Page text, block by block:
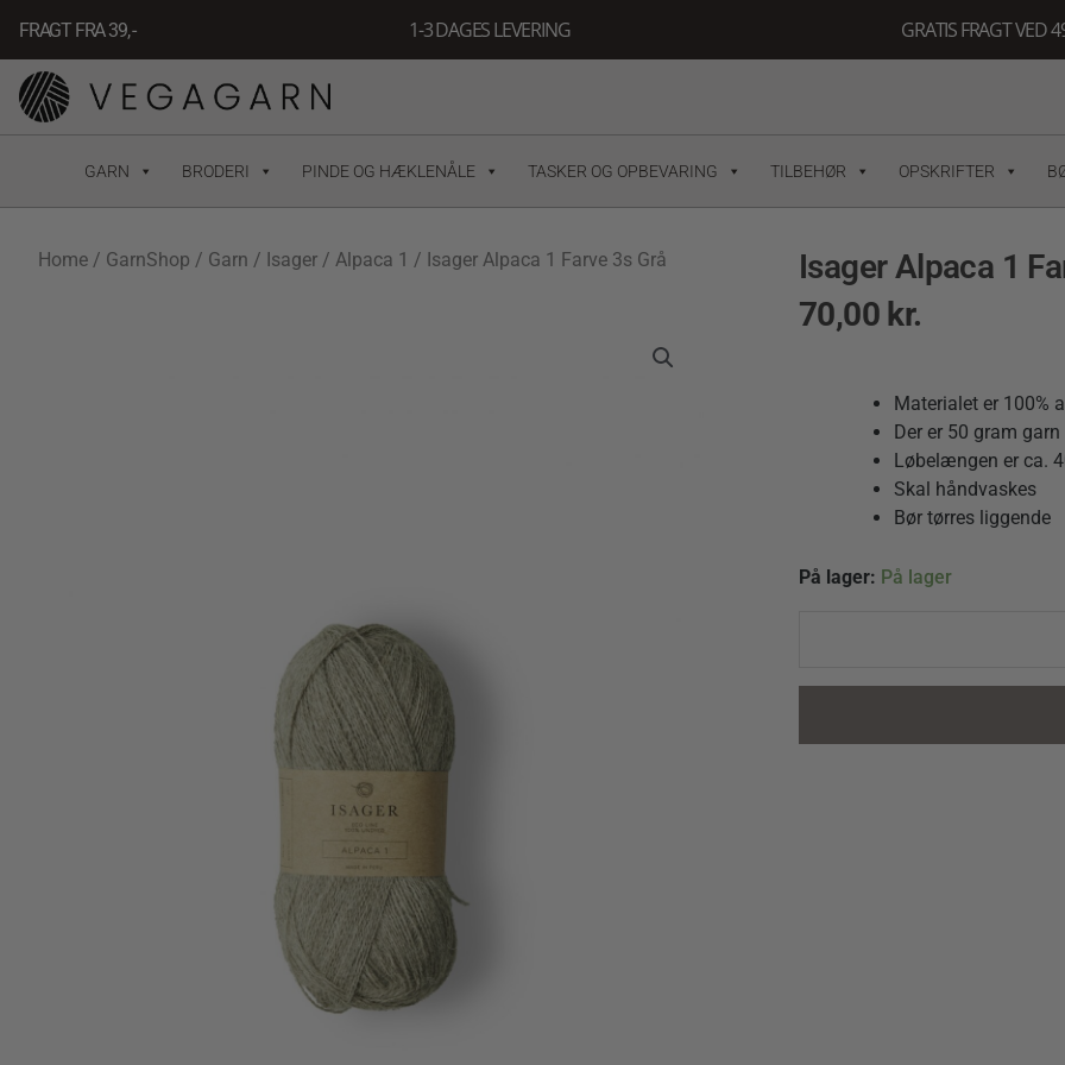
indholdet
FRAGT FRA 39, - 1-3 DAGES LEVERING GRATIS FRAGT VED
GARN BRODERI PINDE OG HÆKLENÅLE TASKER OG OPBEVARING TILBEHØR OPSKRIFTER
Home / GarnShop / Garn / Isager / Alpaca 1 / Isager Alpaca 1 Farve 3s Grå
Isager Alpaca 1
70,00 kr.
Materialet er 100%
Der er 50 gram
Løbelængen er ca.
Skal håndvaskes
Bør tørres liggende
På lager: På lager
Isager
3s
quantity